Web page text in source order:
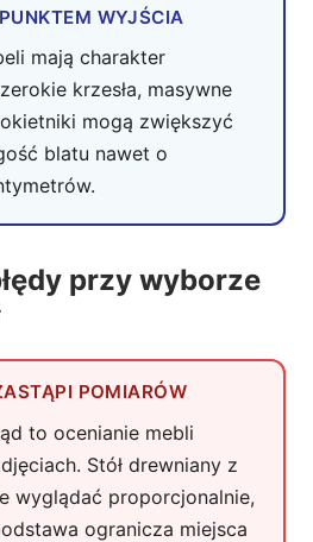
WYJŚCIA
mają charakter
krzesła, masywne
mogą zwiększyć
blatu nawet o
przy wyborze
POMIARÓW
to ocenianie mebli
Stół drewniany z
wyglądać proporcjonalnie,
ogranicza miejsca